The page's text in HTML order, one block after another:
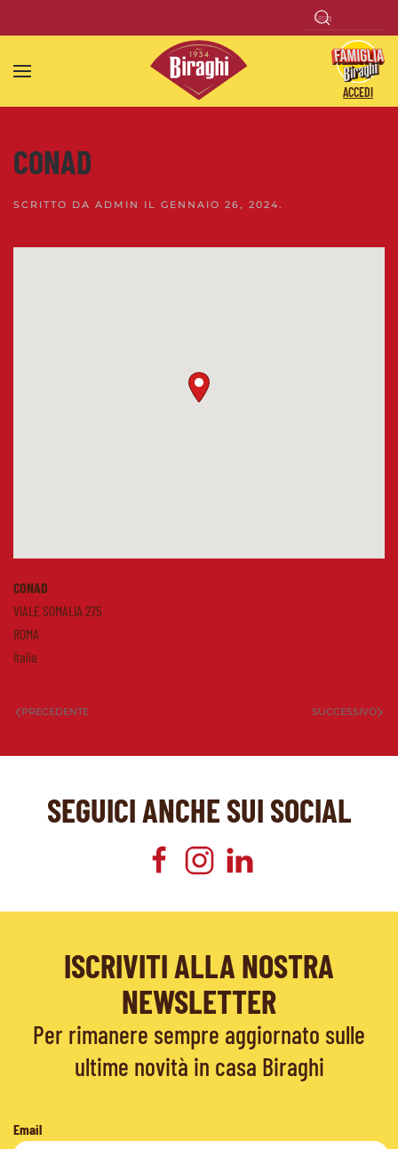
Skip to main content
ACCEDI
CONAD
SCRITTO DA ADMIN IL GENNAIO 26, 2024.
CONAD
VIALE SOMALIA 275
ROMA
Italia
PRECEDENTE SUCCESSIVO
SEGUICI ANCHE SUI SOCIAL
ISCRIVITI ALLA NOSTRA
NEWSLETTER
Per rimanere sempre aggiornato sulle
ultime novità in casa Biraghi
Email